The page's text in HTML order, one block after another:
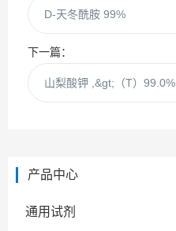
D-天冬酰胺 99%
下一篇：
山梨酸钾 ,&gt;（T）99.0%
产品中心
通用试剂